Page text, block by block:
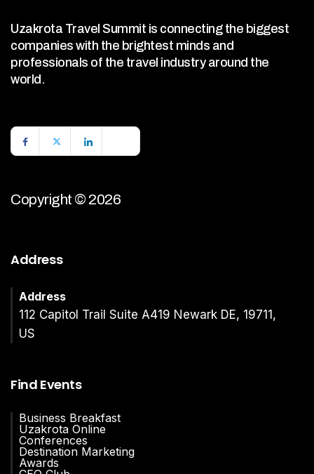
Uzakrota Travel Summit is connecting the biggest
companies with the brightest minds and
professionals of the travel industry around the
world.
Copyright © 2026
Address
Address
112 Capitol Trail Suite A419 Newark DE, 19711,
US
Find Events
Business Breakfast
Uzakrota Online
Conferences
Destination Marketing
Awards